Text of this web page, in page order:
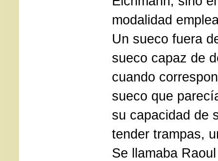
modalidad
Un sueco fuera
sueco capaz de
cuando
sueco que
su capacidad de
tender trampas,
Se llamaba